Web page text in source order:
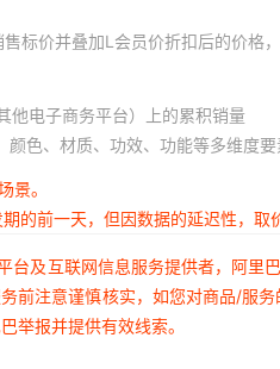
标价并叠加L会员价折扣后的价格，
他电子商务平台）上的累积销量
色、材质、功效、功能等多维度
景。
的前一天，但因数据的延迟性，
台及互联网信息服务提供者，阿
前注意谨慎核实，如您对商品/服
举报并提供有效线索。